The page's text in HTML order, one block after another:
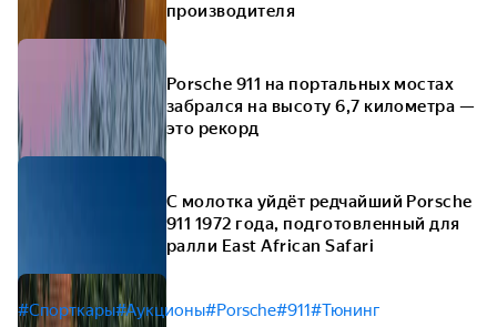
производителя
Porsche 911 на портальных мостах
забрался на высоту 6,7 километра —
это рекорд
С молотка уйдёт редчайший Porsche
911 1972 года, подготовленный для
ралли East African Safari
#Спорткары#Аукционы#Porsche#911#Тюнинг